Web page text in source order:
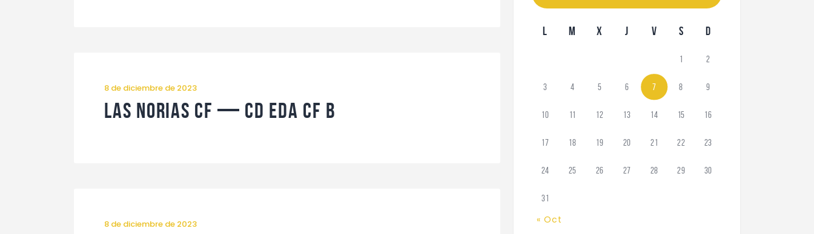
8 de diciembre de 2023
Las Norias CF — CD EDA CF B
8 de diciembre de 2023
L M X J V S D
1 2
3 4 5 6 7 8 9
10 11 12 13 14 15 16
17 18 19 20 21 22 23
24 25 26 27 28 29 30
31
« Oct